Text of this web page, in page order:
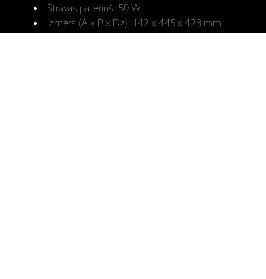
Strāvas patēriņš: 50 W
Izmērs (A x P x Dz): 142 x 445 x 428 mm